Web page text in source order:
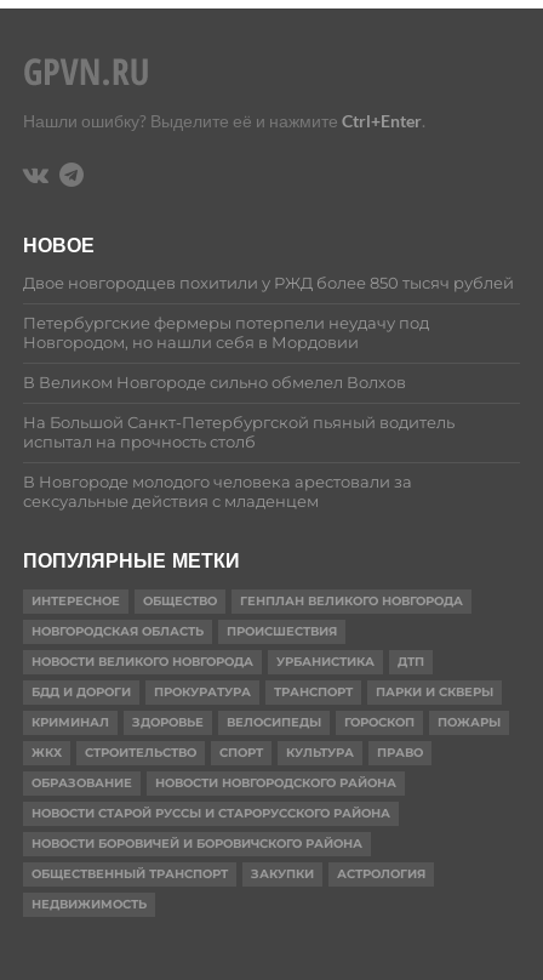
Нашли ошибку? Выделите её и нажмите Ctrl+Enter.
НОВОЕ
Двое новгородцев похитили у РЖД более 850 тысяч рублей
Петербургские фермеры потерпели неудачу под
Новгородом, но нашли себя в Мордовии
В Великом Новгороде сильно обмелел Волхов
На Большой Санкт-Петербургской пьяный водитель
испытал на прочность столб
В Новгороде молодого человека арестовали за
сексуальные действия с младенцем
ПОПУЛЯРНЫЕ МЕТКИ
ИНТЕРЕСНОЕ ОБЩЕСТВО
ГЕНПЛАН ВЕЛИКОГО НОВГОРОДА
НОВГОРОДСКАЯ ОБЛАСТЬ
ПРОИСШЕСТВИЯ
НОВОСТИ ВЕЛИКОГО НОВГОРОДА
УРБАНИСТИКА
ДТП
БДД И ДОРОГИ
ПРОКУРАТУРА ТРАНСПОРТ
ПАРКИ И СКВЕРЫ
КРИМИНАЛ
ЗДОРОВЬЕ ВЕЛОСИПЕДЫ ГОРОСКОП
ПОЖАРЫ
ЖКХ
СТРОИТЕЛЬСТВО СПОРТ КУЛЬТУРА
ПРАВО
ОБРАЗОВАНИЕ
НОВОСТИ НОВГОРОДСКОГО РАЙОНА
НОВОСТИ СТАРОЙ РУССЫ И СТАРОРУССКОГО РАЙОНА
НОВОСТИ БОРОВИЧЕЙ И БОРОВИЧСКОГО РАЙОНА
ОБЩЕСТВЕННЫЙ ТРАНСПОРТ
ЗАКУПКИ
АСТРОЛОГИЯ
НЕДВИЖИМОСТЬ